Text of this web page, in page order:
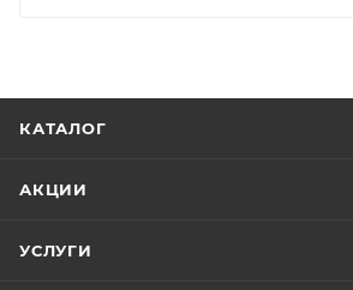
КАТАЛОГ
АКЦИИ
УСЛУГИ